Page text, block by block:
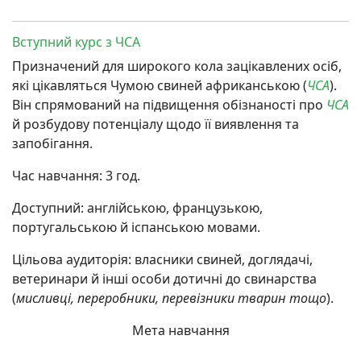
Вступний курс з ЧСА
Призначений для широкого кола зацікавлених осіб,
які цікавляться Чумою свиней африканською(ЧСА).
Він спрямований на підвищення обізнаності про ЧСА
й розбудову потенціалу щодо її виявлення та
запобігання.
Час навчання: 3 год.
Доступний: англійською, французькою,
португальською й іспанською мовами.
Цільова аудиторія: власники свиней, доглядачі,
ветеринари й інші особи дотичні до свинарства
(мисливці, переробники, перевізники тварин тощо).
Мета навчання